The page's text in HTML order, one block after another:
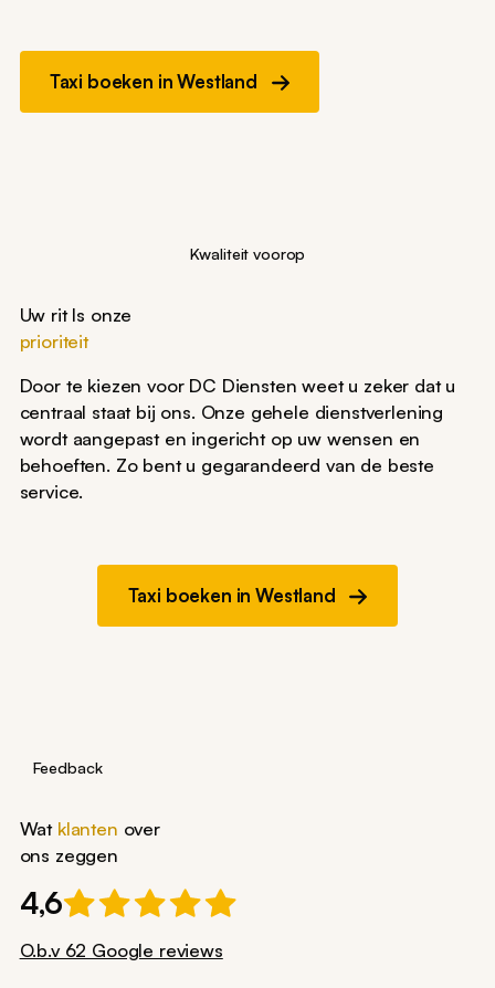
Taxi boeken in Westland
Kwaliteit voorop
Uw rit Is onze
prioriteit
Door te kiezen voor DC Diensten weet u zeker dat u
centraal staat bij ons. Onze gehele dienstverlening
wordt aangepast en ingericht op uw wensen en
behoeften. Zo bent u gegarandeerd van de beste
service.
Taxi boeken in Westland
Feedback
Wat klanten over
ons zeggen
4,6
O.b.v 62 Google reviews